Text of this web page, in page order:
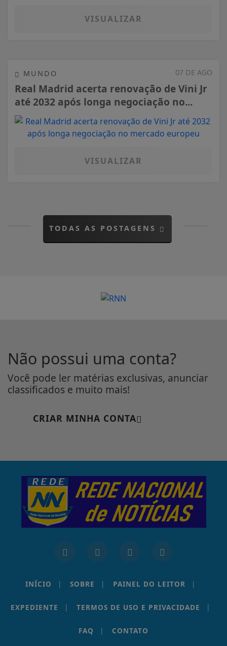
VISUALIZAR
07 DE AGO
MUNDO
Real Madrid acerta renovação de Vini Jr
até 2032 após longa negociação no...
VISUALIZAR
TODAS AS POSTAGENS
Não possui uma conta?
Você pode ler matérias exclusivas, anunciar
classificados e muito mais!
CRIAR MINHA CONTA
INÍCIO | SOBRE | PAINEL DO LEITOR |
EXPEDIENTE | TERMOS DE USO E PRIVACIDADE |
FAQ | CONTATO